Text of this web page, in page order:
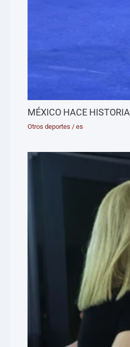
MÉXICO HACE HISTORIA
Otros deportes /es